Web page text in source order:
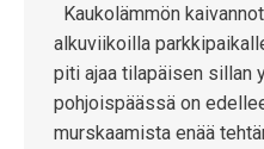
Kaukolämmön
alkuviikoilla
piti ajaa tilapäisen sillan
pohjoispäässä on
murskaamista enää